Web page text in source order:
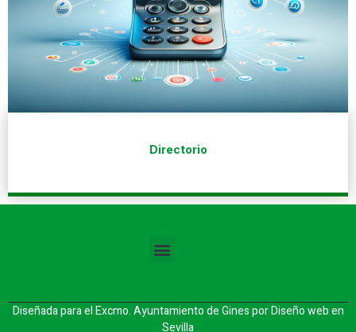
Directorio
Diseñada para el Excmo. Ayuntamiento de Gines porDiseño web en
Sevilla